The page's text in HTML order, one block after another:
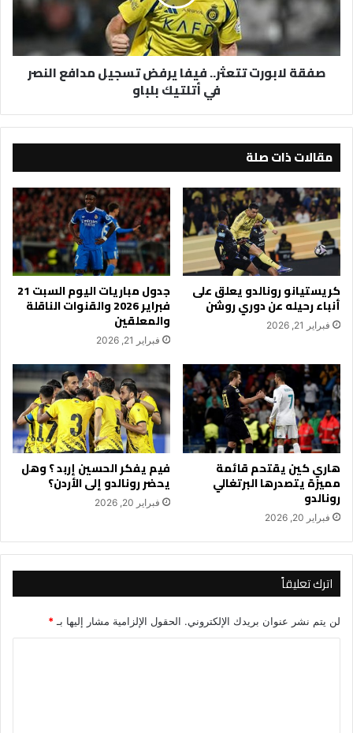
تسجيل
مدافع
في
أتلتيكصفقة لابورت تتعثر.. فيفا يرفض تسجيل مدافع النصر
في أتلتيك بلباو
مقالات ذات صلة
كريستيانو رونالدو يعلق على
أنباء رحيله عن دوري روشن
فبراير 21, 2026
جدول مباريات اليوم السبت 21
فبراير 2026 والقنوات الناقلة
والمعلقين
فبراير 21, 2026
هاري كين يقتحم قائمة
مميزة يتصدرها البرتغالي
رونالدو
فبراير 20, 2026
فيم يفكر الحسين إربد ؟ وهل
يحضر رونالدو إلى الأردن؟
فبراير 20, 2026
اترك تعليقاً
لن يتم نشر عنوان بريدك الإلكتروني. الحقول الإلزامية مشار إليها بـ *